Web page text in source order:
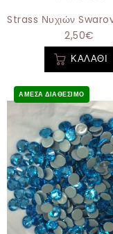
Strass Νυχιών
2,50€
ΚΑΛΆΘΙ
ΆΜΕΣΑ ΔΙΑΘΈΣΙΜΟ